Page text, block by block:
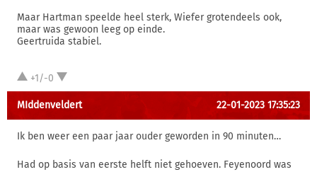
Maar Hartman speelde heel sterk, Wiefer grotendeels ook,
maar was gewoon leeg op einde.
Geertruida stabiel.
+1/-0
MIddenveldert 22-01-2023 17:35:23
Ik ben weer een paar jaar ouder geworden in 90 minuten…
Had op basis van eerste helft niet gehoeven. Feyenoord was